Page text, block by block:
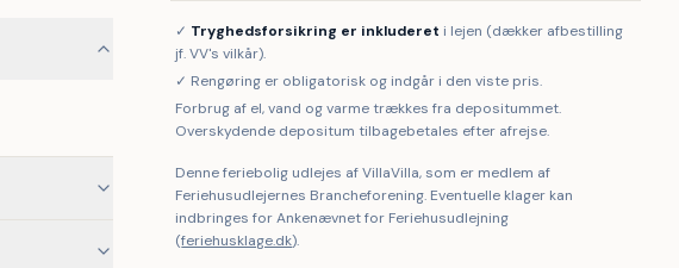
✓ Tryghedsforsikring er inkluderet i lejen (dækker afbestilling
jf. VV's vilkår).
✓ Rengøring er obligatorisk og indgår i den viste pris.
Forbrug af el, vand og varme trækkes fra depositummet.
Overskydende depositum tilbagebetales efter afrejse.
Denne feriebolig udlejes af VillaVilla, som er medlem af
Feriehusudlejernes Brancheforening. Eventuelle klager kan
indbringes for Ankenævnet for Feriehusudlejning
(feriehusklage.dk).